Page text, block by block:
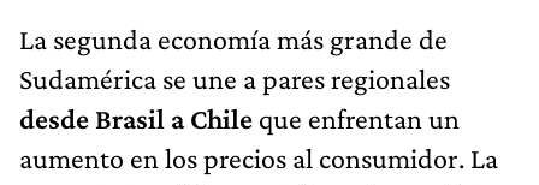
La segunda economía más grande de
Sudamérica se une a pares regionales
desde Brasil a Chile que enfrentan un
aumento en los precios al consumidor. La